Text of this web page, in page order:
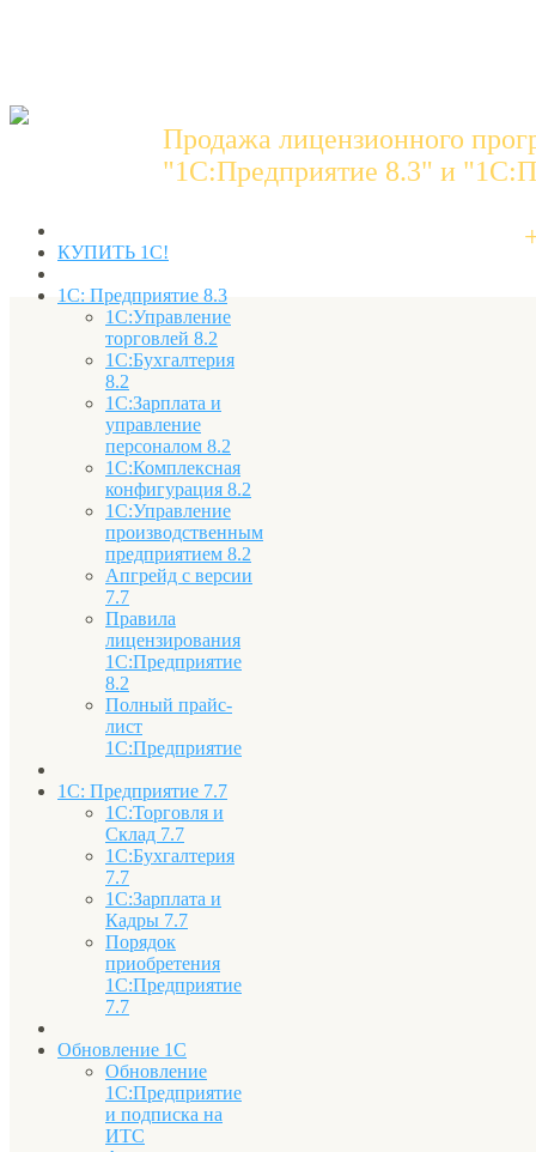
Продажа лицензионного
"1C:Предприятие 8.3" и
КУПИТЬ 1С!
1С: Предприятие 8.3
1С:Управление
торговлей 8.2
1С:Бухгалтерия
8.2
1С:Зарплата и
управление
персоналом 8.2
1С:Комплексная
конфигурация 8.2
1С:Управление
производственным
предприятием 8.2
Апгрейд с версии
7.7
Правила
лицензирования
1С:Предприятие
8.2
Полный прайс-
лист
1С:Предприятие
1С: Предприятие 7.7
1С:Торговля и
Склад 7.7
1С:Бухгалтерия
7.7
1С:Зарплата и
Кадры 7.7
Порядок
приобретения
1С:Предприятие
7.7
Обновление 1С
Обновление
1С:Предприятие
и подписка на
ИТС